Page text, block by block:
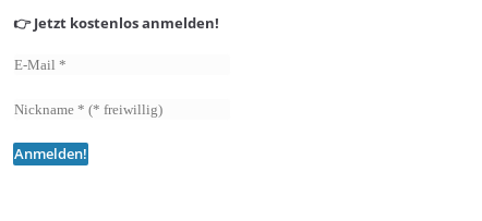
👉 Jetzt kostenlos anmelden!